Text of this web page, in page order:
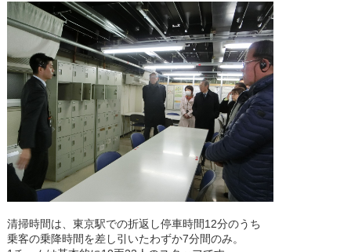
清掃時間は、東京駅での折返し停車時間12分のうち
乗客の乗降時間を差し引いたわずか7分間のみ。